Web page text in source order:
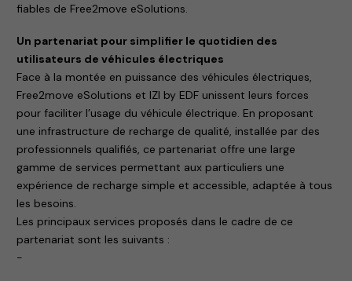
fiables de Free2move eSolutions.
Un partenariat pour simplifier le quotidien des
utilisateurs de véhicules électriques
Face à la montée en puissance des véhicules électriques,
Free2move eSolutions et IZI by EDF unissent leurs forces
pour faciliter l’usage du véhicule électrique. En proposant
une infrastructure de recharge de qualité, installée par des
professionnels qualifiés, ce partenariat offre une large
gamme de services permettant aux particuliers une
expérience de recharge simple et accessible, adaptée à tous
les besoins.
Les principaux services proposés dans le cadre de ce
partenariat sont les suivants :
-